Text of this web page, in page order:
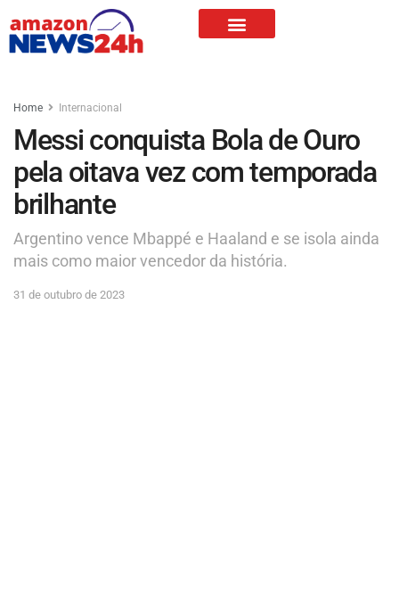
Home Internacional
Messi conquista Bola de Ouro
pela oitava vez com temporada
brilhante
Argentino vence Mbappé e Haaland e se isola ainda
mais como maior vencedor da história.
31 de outubro de 2023